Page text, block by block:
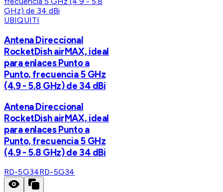
UBIQUITI
Antena Direccional
RocketDish airMAX, ideal
para enlaces Punto a
Punto, frecuencia 5 GHz
(4.9 - 5.8 GHz) de 34 dBi
Antena Direccional
RocketDish airMAX, ideal
para enlaces Punto a
Punto, frecuencia 5 GHz
(4.9 - 5.8 GHz) de 34 dBi
RD-5G34RD-5G34